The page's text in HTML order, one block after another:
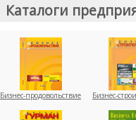
Каталоги
Бизнес-продовольствие Бизнес-